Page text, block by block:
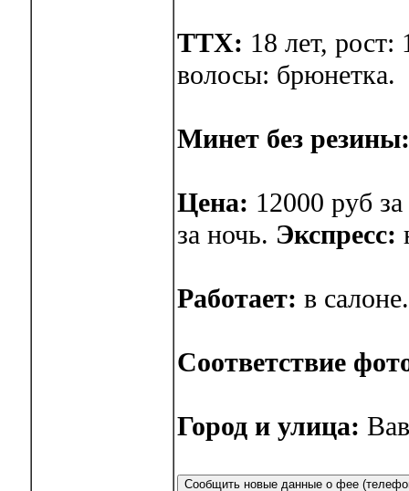
ТТХ: 18 лет, рост:
волосы: брюнетка.
Минет без резины:
Цена: 12000 руб
за ночь. Экспресс:
Работает: в
Соответствие
Город и улица: